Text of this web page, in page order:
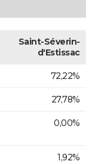
Saint-Séverin-
d'Estissac
72,22%
27,78%
0,00%
1,92%